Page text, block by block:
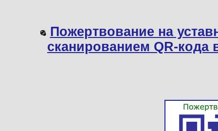
Пожертвование на
сканированием QR-